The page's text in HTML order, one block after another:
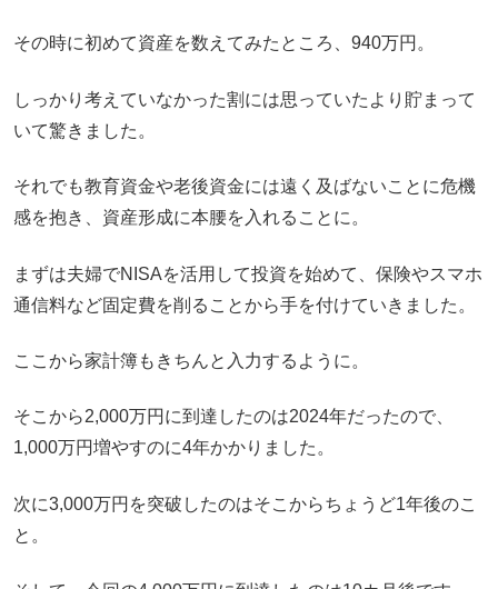
その時に初めて資産を数えてみたところ、940万円。
しっかり考えていなかった割には思っていたより貯まって
いて驚きました。
それでも教育資金や老後資金には遠く及ばないことに危機
感を抱き、資産形成に本腰を入れることに。
まずは夫婦でNISAを活用して投資を始めて、保険やスマホ
通信料など固定費を削ることから手を付けていきました。
ここから家計簿もきちんと入力するように。
そこから2,000万円に到達したのは2024年だったので、
1,000万円増やすのに4年かかりました。
次に3,000万円を突破したのはそこからちょうど1年後のこ
と。